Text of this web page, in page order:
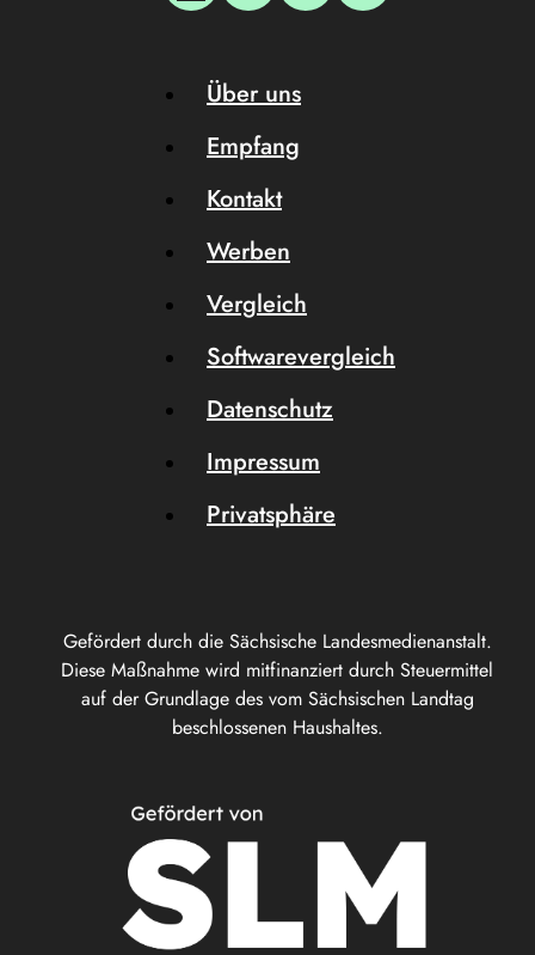
Gefördert durch die Sächsische Landesmedienanstalt.
Diese Maßnahme wird mitfinanziert durch Steuermittel
auf der Grundlage des vom Sächsischen Landtag
beschlossenen Haushaltes.
Über uns
Empfang
Kontakt
Werben
Vergleich
Softwarevergleich
Datenschutz
Impressum
Privatsphäre